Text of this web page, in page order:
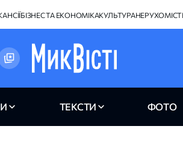
БІЗНЕС ТА ЕКОНОМІКАКУЛЬТУРА
ТЕКСТИ ФОТО